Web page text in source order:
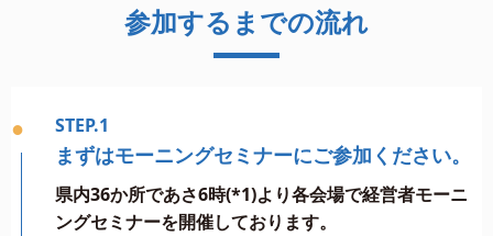
参加するまでの流れ
● STEP.1
まずはモーニングセミナーにご参加ください。
県内36か所であさ6時(*1)より各会場で経営者モーニ
ングセミナーを開催しております。